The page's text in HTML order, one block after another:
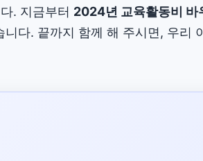
. 지금부터 2024년 교육활동비 바
다. 끝까지 함께 해 주시면, 우리